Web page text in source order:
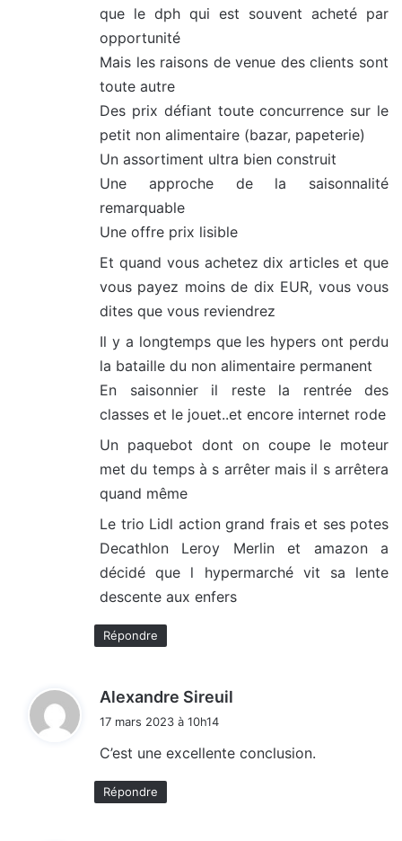
que le dph qui est souvent acheté par
opportunité
Mais les raisons de venue des clients sont
toute autre
Des prix défiant toute concurrence sur le
petit non alimentaire (bazar, papeterie)
Un assortiment ultra bien construit
Une approche de la saisonnalité
remarquable
Une offre prix lisible
Et quand vous achetez dix articles et que
vous payez moins de dix EUR, vous vous
dites que vous reviendrez
Il y a longtemps que les hypers ont perdu
la bataille du non alimentaire permanent
En saisonnier il reste la rentrée des
classes et le jouet..et encore internet rode
Un paquebot dont on coupe le moteur
met du temps à s arrêter mais il s arrêtera
quand même
Le trio Lidl action grand frais et ses potes
Decathlon Leroy Merlin et amazon a
décidé que l hypermarché vit sa lente
descente aux enfers
Répondre
Alexandre Sireuil
17 mars 2023 à 10h14
C’est une excellente conclusion.
Répondre